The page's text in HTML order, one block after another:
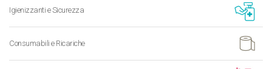
Igienizzanti e Sicurezza
Consumabili e Ricariche